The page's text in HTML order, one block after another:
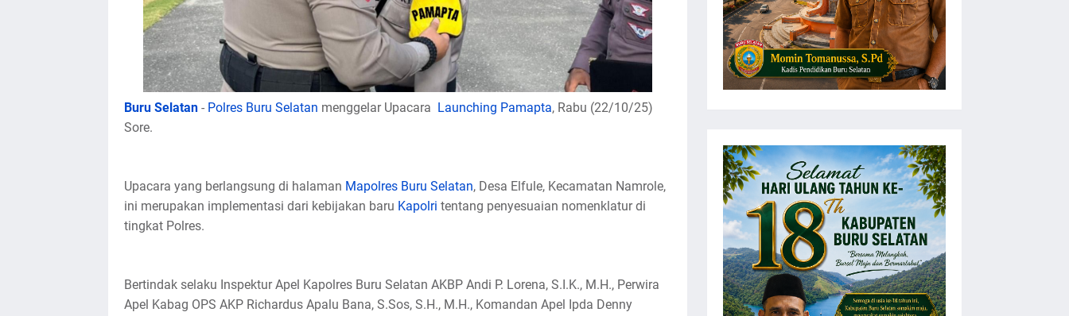
Buru Selatan- Polres Buru Selatan menggelar Upacara Launching Pamapta, Rabu (22/10/25)
Sore.
Upacara yang berlangsung di halaman Mapolres Buru Selatan, Desa Elfule, Kecamatan Namrole,
ini merupakan implementasi dari kebijakan baru Kapolri tentang penyesuaian nomenklatur di
tingkat Polres.
Bertindak selaku Inspektur Apel Kapolres Buru Selatan AKBP Andi P. Lorena, S.I.K., M.H., Perwira
Apel Kabag OPS AKP Richardus Apalu Bana, S.Sos, S.H., M.H., Komandan Apel Ipda Denny